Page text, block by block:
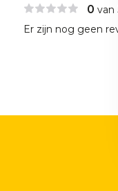
0 van
Er zijn nog geen